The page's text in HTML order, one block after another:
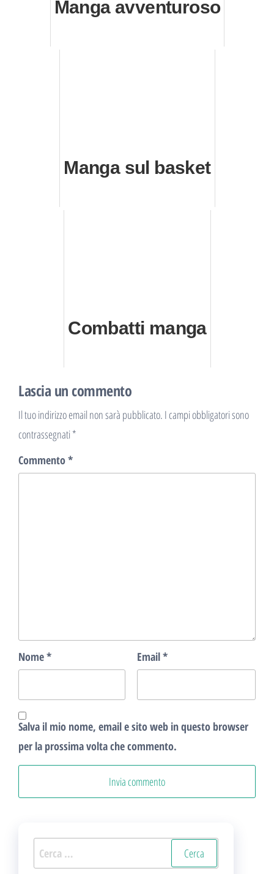
Manga avventuroso
Manga sul basket
Combatti manga
Lascia un commento
Il tuo indirizzo email non sarà pubblicato. I campi obbligatori sono
contrassegnati*
Commento*
Nome* Email*
Salva il mio nome, email e sito web in questo browser
per la prossima volta che commento.
Ricerca
per: